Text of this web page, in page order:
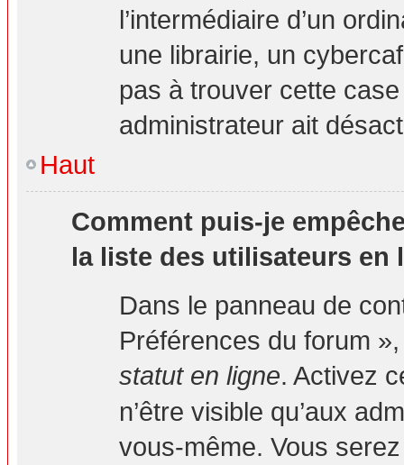
l’intermédiaire d’un
une librairie, un
pas à trouver cette
administrateur ait
Haut
Comment puis-je
la liste des utilisateurs en
Dans le panneau de
Préférences du forum
statut en ligne. Activez
n’être visible qu’aux
vous-même. Vous